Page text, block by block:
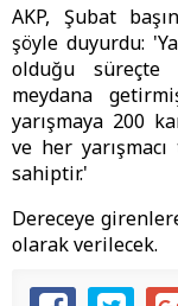
AKP, Şubat
şöyle duyurdu:
olduğu süreçte
meydana
yarışmaya 200
ve her
sahiptir.'
Dereceye
olarak verilecek.